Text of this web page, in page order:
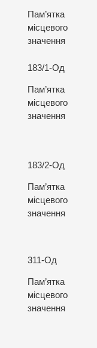
Пам’ятка
місцевого
значення
183/1-Од
Пам’ятка
місцевого
значення
183/2-Од
Пам’ятка
місцевого
значення
311-Од
Пам’ятка
місцевого
значення